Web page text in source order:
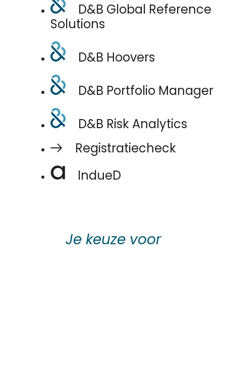
D&B Global Reference
Solutions
D&B Hoovers
D&B Portfolio Manager
D&B Risk Analytics
Registratiecheck
IndueD
Je keuze voor